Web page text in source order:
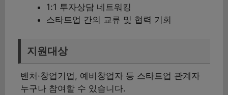
1:1 투자상담 네트워킹
스타트업 간의 교류 및 협력 기회
지원대상
벤처·창업기업, 예비창업자 등 스타트업 관계자
누구나 참여할 수 있습니다.